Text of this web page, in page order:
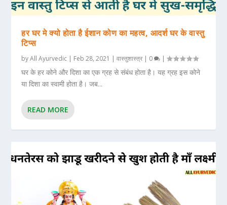
हर घर मे क्यो होता है ईशान कोण का महत्व, आदर्श घर के वास्तु
टिप्स
byAll Ayurvedic | Feb 28, 2021 |वास्तुशास्त्र | 0 |
घर के हर कोने और दिशा का एक ग्रह से संबंध होता है। यह ग्रह इस कोने
या दिशा का स्वामी होता है। जब...
READ MORE